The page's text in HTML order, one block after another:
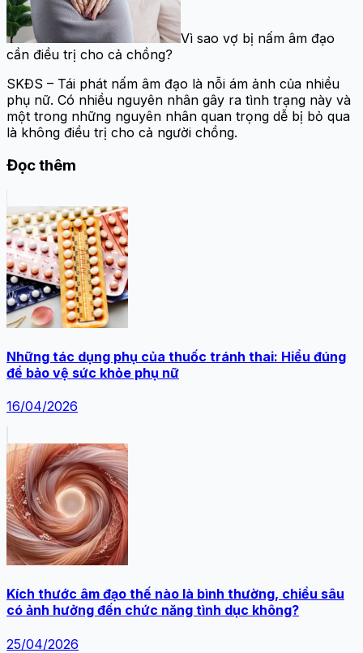
Vì sao vợ bị nấm âm đạo
cần điều trị cho cả chồng?
SKĐS – Tái phát nấm âm đạo là nỗi ám ảnh của nhiều
phụ nữ. Có nhiều nguyên nhân gây ra tình trạng này và
một trong những nguyên nhân quan trọng dễ bị bỏ qua
là không điều trị cho cả người chồng.
Đọc thêm
Những tác dụng phụ của thuốc tránh thai: Hiểu đúng
để bảo vệ sức khỏe phụ nữ
16/04/2026
Kích thước âm đạo thế nào là bình thường, chiều sâu
có ảnh hưởng đến chức năng tình dục không?
25/04/2026